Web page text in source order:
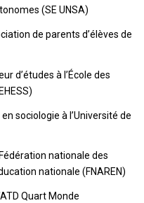
(SE UNSA)
de parents d’élèves de
d’études à l’École des
sociologie à l’Université de
nationale des
nationale (FNAREN)
Quart Monde